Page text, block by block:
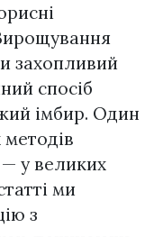
захопливий
спосіб
імбир. Один
методів
у великих
ми
з